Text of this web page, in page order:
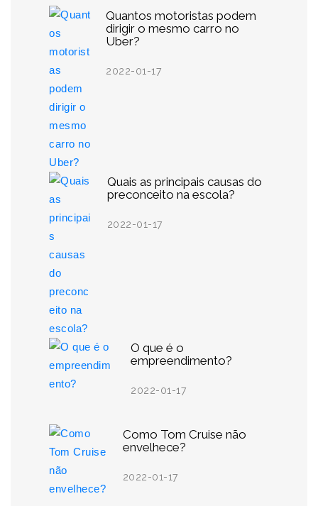
Quantos motoristas podem
dirigir o mesmo carro no
Uber?
2022-01-17
Quais as principais causas do
preconceito na escola?
2022-01-17
O que é o
empreendimento?
2022-01-17
Como Tom Cruise não
envelhece?
2022-01-17